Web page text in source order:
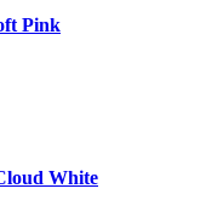
Pink
White